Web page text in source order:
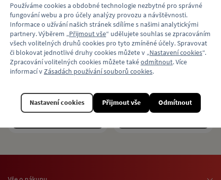
Černé dámské svítící
triko kreslená tramvaj
s pantografem
Triko s fluorescenčním potiskem
čela tramvajového vozu.
více variant
Černé pánské svítící
triko kreslená tramvaj
s pantografem
Triko s fluorescenčním potiskem
čela tramvajového vozu.
více variant
Používáme cookies a obdobné technologie nezbytné pro správné
fungování webu a pro účely analýzy provozu a návštěvnosti.
Informace o užívání našich stránek sdílíme s našimi analytickými
partnery. Výběrem „Přijmout vše“ udělujete souhlas se zpracováním
všech volitelných druhů cookies pro tyto zmíněné účely. Spravovat
či blokovat jednotlivé druhy cookies můžete v „Nastavení cookies“.
Zpracování volitelných cookies můžete takéodmítnout. Více
informací v Zásadách používání souborů cookies.
Odmítnout
Nastavení cookies Přijmout vše